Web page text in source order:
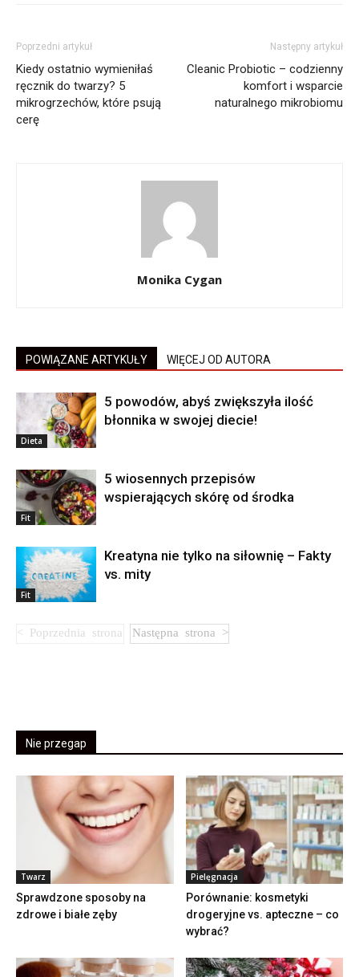
Poprzedni artykuł
Kiedy ostatnio wymieniłaś
ręcznik do twarzy? 5
mikrogrzechów, które psują
cerę
Następny artykuł
Cleanic Probiotic – codzienny
komfort i wsparcie
naturalnego mikrobiomu
Monika Cygan
POWIĄZANE ARTYKUŁY WIĘCEJ OD AUTORA
Dieta
5 powodów, abyś zwiększyła ilość
błonnika w swojej diecie!
Fit
5 wiosennych przepisów
wspierających skórę od środka
Fit
Kreatyna nie tylko na siłownię – Fakty
vs. mity
Nie przegap
Twarz
Sprawdzone sposoby na
zdrowe i białe zęby
Pielęgnacja
Porównanie: kosmetyki
drogeryjne vs. apteczne – co
wybrać?